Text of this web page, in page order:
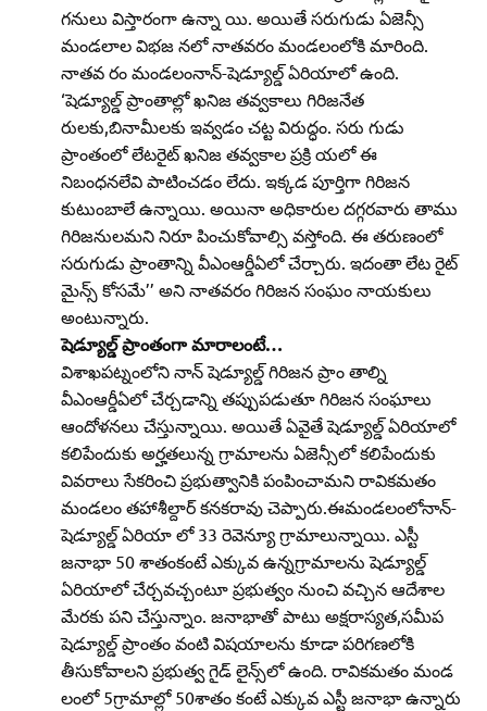
గనులు విస్తారంగా ఉన్నా యి. అయితే సరుగుడు ఏజెన్సీ
మండలాల విభజ నలో నాతవరం మండలంలోకి మారింది.
నాతవ రం మండలంనాన్‌-షెడ్యూల్డ్‌ ఏరియాలో ఉంది.
‘షెడ్యూల్డ్‌ ప్రాంతాల్లో ఖనిజ తవ్వకాలు గిరిజనేత
రులకు,బినామీలకు ఇవ్వడం చట్ట విరుద్ధం. సరు గుడు
ప్రాంతంలో లేటరైట్‌ ఖనిజ తవ్వకాల ప్రక్రి యలో ఈ
నిబంధనలేవి పాటించడం లేదు. ఇక్కడ పూర్తిగా గిరిజన
కుటుంబాలే ఉన్నాయి. అయినా అధికారుల దగ్గరవారు తాము
గిరిజనులమని నిరూ పించుకోవాల్సి వస్తోంది. ఈ తరుణంలో
సరుగుడు ప్రాంతాన్ని వీఎంఆర్డీఏలో చేర్చారు. ఇదంతా లేట రైట్‌
మైన్స్‌ కోసమే’’ అని నాతవరం గిరిజన సంఘం నాయకులు
అంటున్నారు.
షెడ్యూల్డ్‌ ప్రాంతంగా మారాలంటే…
విశాఖపట్నంలోని నాన్‌ షెడ్యూల్డ్‌ గిరిజన ప్రాం తాల్ని
వీఎంఆర్డీఏలో చేర్చడాన్ని తప్పుపడుతూ గిరిజన సంఘాలు
ఆందోళనలు చేస్తున్నాయి. అయితే ఏవైతే షెడ్యూల్డ్‌ ఏరియాలో
కలిపేందుకు అర్హతలున్న గ్రామాలను ఏజెన్సీలో కలిపేందుకు
వివరాలు సేకరించి ప్రభుత్వానికి పంపించామని రావికమతం
మండలం తహాశీల్దార్‌ కనకరావు చెప్పారు.ఈమండలంలోనాన్‌-
షెడ్యూల్డ్‌ ఏరియా లో 33 రెవెన్యూ గ్రామాలున్నాయి. ఎస్టీ
జనాభా 50 శాతంకంటే ఎక్కువ ఉన్నగ్రామాలను షెడ్యూల్డ్‌
ఏరియాలో చేర్చవచ్చంటూ ప్రభుత్వం నుంచి వచ్చిన ఆదేశాల
మేరకు పని చేస్తున్నాం. జనాభాతో పాటు అక్షరాస్యత,సమీప
షెడ్యూల్డ్‌ ప్రాంతం వంటి విషయాలను కూడా పరిగణలోకి
తీసుకోవాలని ప్రభుత్వ గైడ్‌ లైన్స్‌లో ఉంది. రావికమతం మండ
లంలో 5గ్రామాల్లో 50శాతం కంటే ఎక్కువ ఎస్టీ జనాభా ఉన్నారు